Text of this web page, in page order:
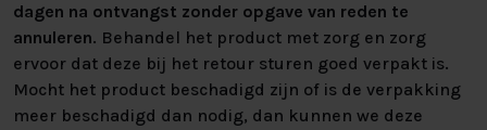
dagen na ontvangst zonder opgave van reden te
annuleren. Behandel het product met zorg en zorg
ervoor dat deze bij het retour sturen goed verpakt is.
Mocht het product beschadigd zijn of is de verpakking
meer beschadigd dan nodig, dan kunnen we deze